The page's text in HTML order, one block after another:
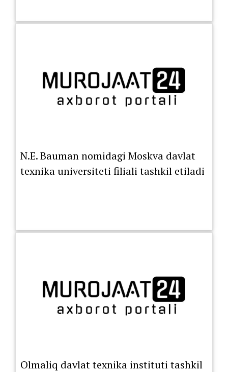
N.E. Bauman nomidagi Moskva davlat
texnika universiteti filiali tashkil etiladi
Olmaliq davlat texnika instituti tashkil